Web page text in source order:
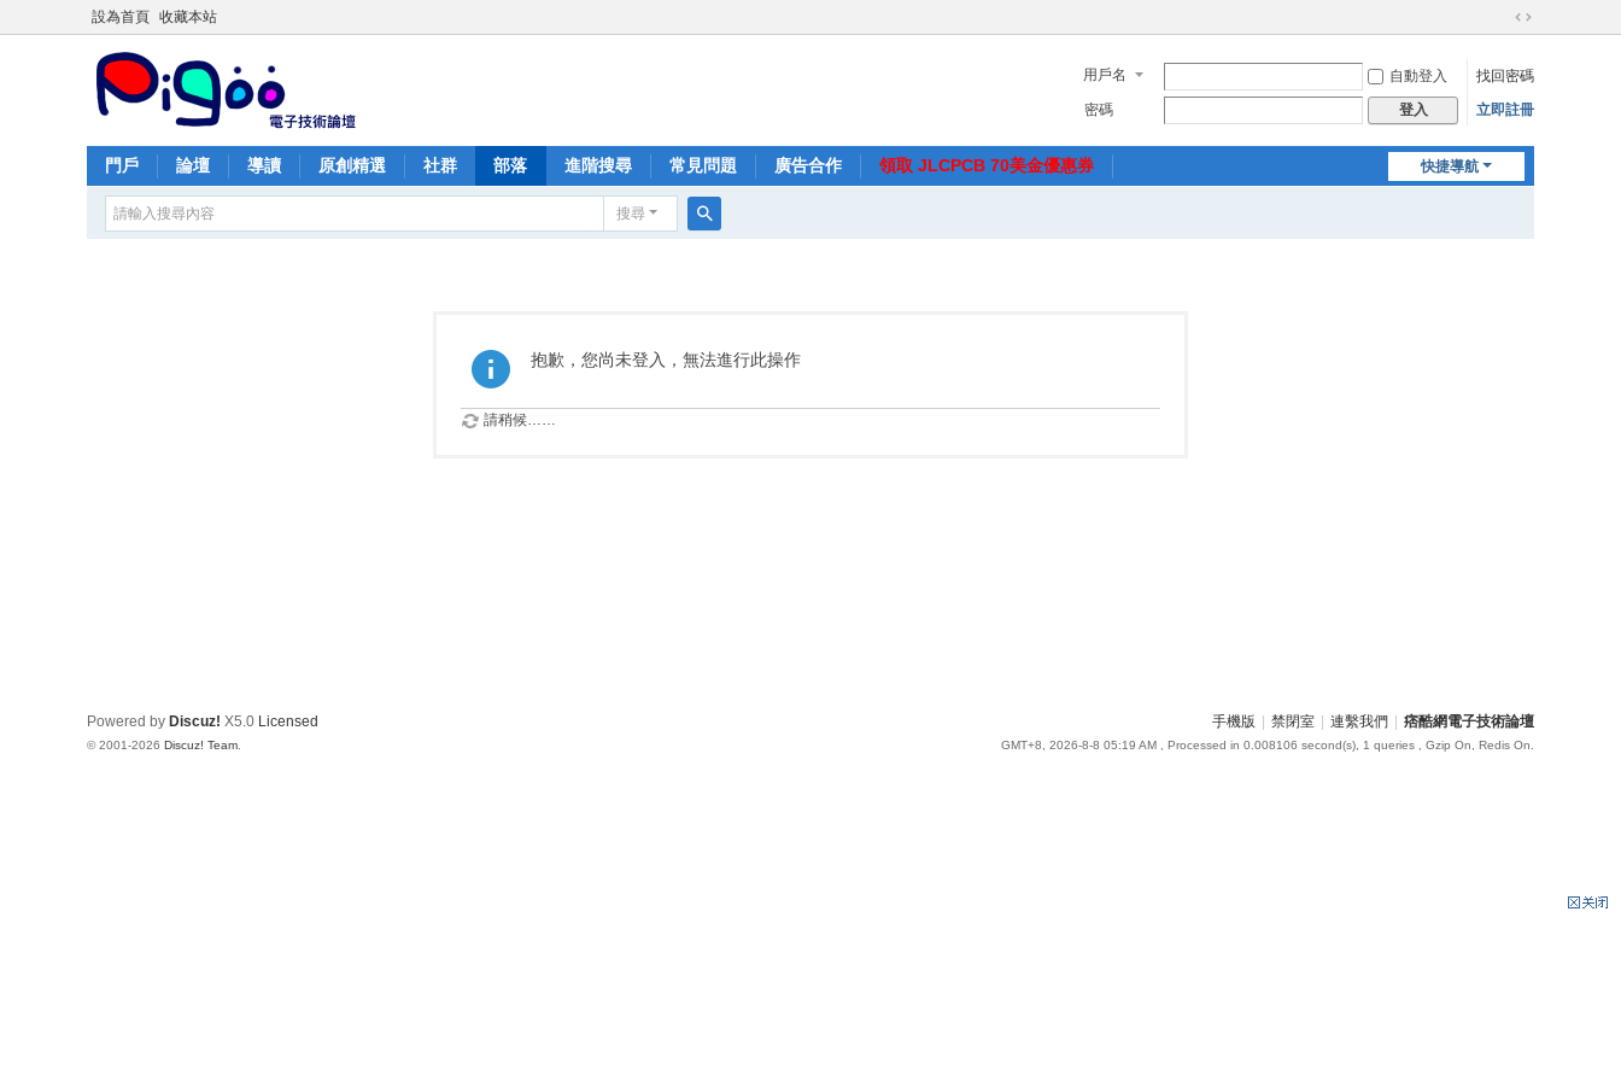
設為首頁 收藏本站
切
到
寬
用戶名 自動登入
找回密碼
密碼
登入 立即註冊
快捷導航
門戶 論壇 導讀 原創精選 社群 部落 進階搜尋 常見問題 廣告合作 領取 JLCPCB 70美金優惠券
搜尋
抱歉，您尚未登入，無法進行此操作
請稍候……
手機版 禁閉室 連繫我們 痞酷網電子技術論壇
GMT+8, 2026-8-8 05:19 AM , Processed in 0.008106 second(s), 1 queries , Gzip On, Redis On.
Powered by Discuz! X5.0 Licensed
© 2001-2026 Discuz! Team